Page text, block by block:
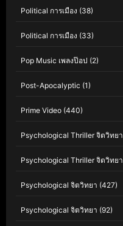
Political การเมือง (38)
Political การเมือง (33)
Pop Music เพลงป๊อป (2)
Post-Apocalyptic (1)
Prime Video (440)
Psychological Thriller จิตวิทยา
Psychological Thriller จิตวิทยา
Psychological จิตวิทยา (427)
Psychological จิตวิทยา (92)